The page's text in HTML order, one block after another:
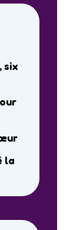
six
la